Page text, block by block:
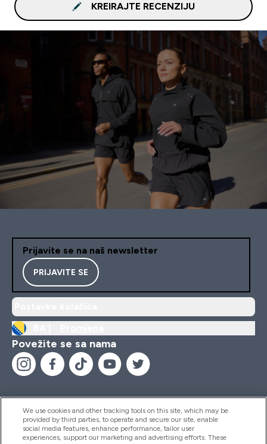
KREIRAJTE RECENZIJU
Prijavite se na naš newsletter
PRIJAVITE SE
Povežite se sa nama
Pomoć I Informacije
We use cookies and other tracking tools on this site, which may be
provided by third parties, to operate and secure our site, enable
social media features, enhance performance, tailor user
experiences, support our marketing and advertising efforts. These